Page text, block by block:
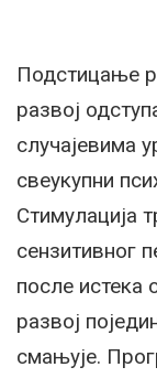
Подстицање
развој
случајевима
свеукупни
Стимулација
сензитивног
после истека
развој
смањује.